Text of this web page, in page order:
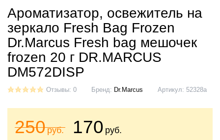
Ароматизатор, освежитель на
зеркало Fresh Bag Frozen
Dr.Marcus Fresh bag мешочек
frozen 20 г DR.MARСUS
DM572DISP
Отзывы: 0 Бренд: Dr.Marcus Артикул: 52328a
250руб. 170 руб.